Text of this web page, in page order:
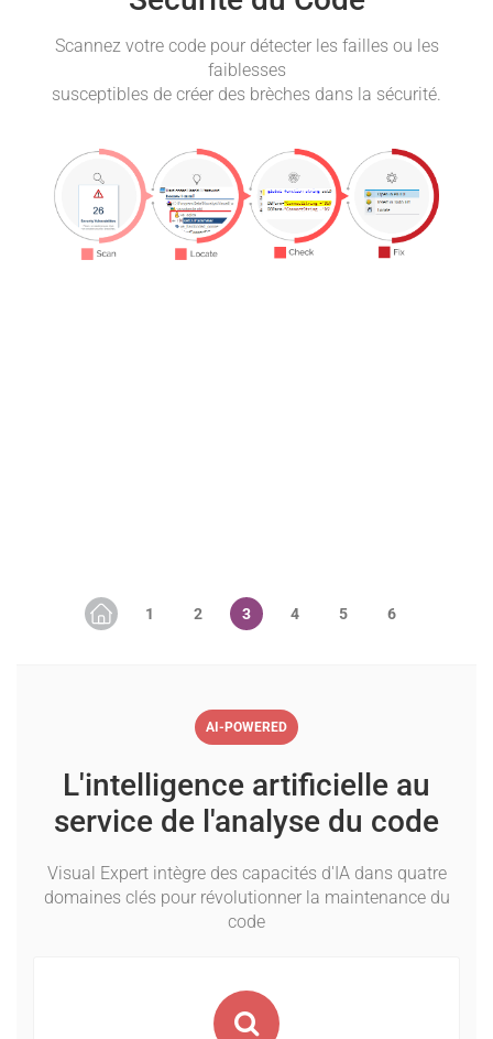
Scannez votre code pour détecter les failles ou les
faiblesses
susceptibles de créer des brèches dans la sécurité.
AI-POWERED
L'intelligence artificielle au
service de l'analyse du code
Visual Expert intègre des capacités d'IA dans quatre
domaines clés pour révolutionner la maintenance du
code